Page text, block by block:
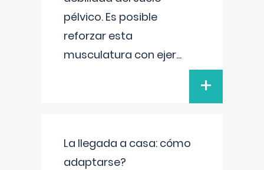
pélvico. Es posible
reforzar esta
musculatura con ejer...
+
La llegada a casa: cómo
adaptarse?